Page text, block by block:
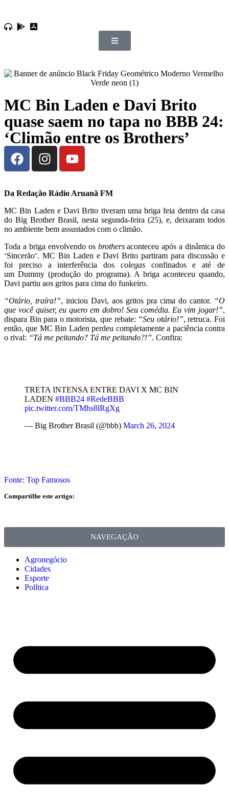
MC Bin Laden e Davi Brito
quase saem no tapa no BBB 24:
‘Climão entre os Brothers’
Da Redação Rádio Aruanã FM
MC Bin Laden e Davi Brito tiveram uma briga feia dentro da casa
do Big Brother Brasil, nesta segunda-feira (25), e, deixaram todos
no ambiente bem assustados com o climão.
Toda a briga envolvendo os brothersaconteceu após a dinâmica do
‘Sincerão‘. MC Bin Laden e Davi Brito partiram para discussão e
foi preciso a interferência dos colegasconfinados e até de
um Dummy (produção do programa). A briga aconteceu quando,
Davi partiu aos gritos para cima do funkeiro.
“Otário, traíra!”, iniciou Davi, aos gritos pra cima do cantor. “O
que você quiser, eu quero em dobro! Seu comédia. Eu vim jogar!”,
dispara Bin para o motorista, que rebate: “Seu otário!”, retruca. Foi
então, que MC Bin Laden perdeu completamente a paciência contra
o rival: “Tá me peitando? Tá me peitando?!”. Confira:
TRETA INTENSA ENTRE DAVI X MC BIN
LADEN #BBB24 #RedeBBB
pic.twitter.com/TMhs8lRgXg
— Big Brother Brasil (@bbb) March 26, 2024
Fonte: Top Famosos
Compartilhe este artigo:
NAVEGAÇÃO
Agronegócio
Cidades
Esporte
Política